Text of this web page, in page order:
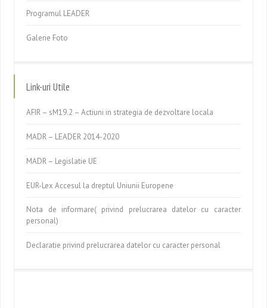
Programul LEADER
Galerie Foto
Link-uri Utile
AFIR – sM19.2 – Actiuni in strategia de dezvoltare locala
MADR – LEADER 2014-2020
MADR – Legislatie UE
EUR-Lex Accesul la dreptul Uniunii Europene
Nota de informare( privind prelucrarea datelor cu caracter
personal)
Declaratie privind prelucrarea datelor cu caracter personal